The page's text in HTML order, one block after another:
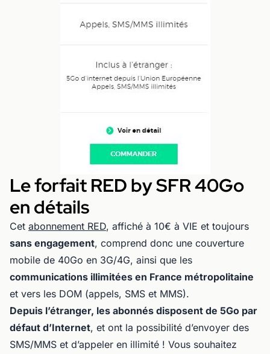
Le forfait RED by SFR 40Go
en détails
Cet abonnement RED, affiché à 10€ à VIE et toujours
sans engagement, comprend donc une couverture
mobile de 40Go en 3G/4G, ainsi que les
communications illimitées en France métropolitaine
et vers les DOM (appels, SMS et MMS).
Depuis l’étranger, les abonnés disposent de 5Go par
défaut d’Internet, et ont la possibilité d’envoyer des
SMS/MMS et d’appeler en illimité ! Vous souhaitez